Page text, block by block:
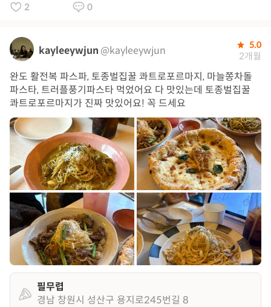
2 0
kayleeywjun @kayleeywjun 5.0
2개월
완도 활전복 파스파, 토종벌집꿀 콰트로포르마지, 마늘쫑차돌
파스타, 트러플풍기파스타 먹었어요 다 맛있는데 토종벌집꿀
콰트로포르마지가 진짜 맛있어요! 꼭 드세요
필무렵
경남 창원시 성산구 용지로245번길 8